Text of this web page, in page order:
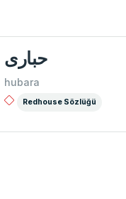
حباری
hubara
Redhouse Sözlüğü